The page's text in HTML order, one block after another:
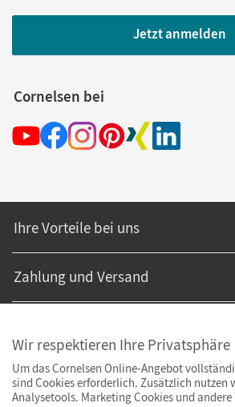
Jetzt anmelden
Cornelsen bei
Ihre Vorteile bei uns
Zahlung und Versand
Wir respektieren Ihre Privatsphäre
Um das Cornelsen Online-Angebot
sind Cookies erforderlich. Zusätzlich nutzen
Analysetools. Marketing Cookies und